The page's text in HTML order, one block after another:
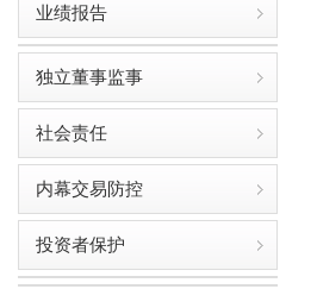
业绩报告
独立董事监事
社会责任
内幕交易防控
投资者保护